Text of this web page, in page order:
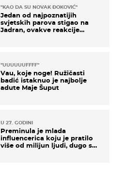
"KAO DA SU NOVAK ĐOKOVIĆ"
Jedan od najpoznatijih
svjetskih parova stigao na
Jadran, ovakve reakcije
"UUUUUUFFFF"
Vau, koje noge! Ružičasti
badić istaknuo je najbolje
adute Maje Šuput
U 27. GODINI
Preminula je mlada
influencerica koju je pratilo
više od milijun ljudi, dugo se